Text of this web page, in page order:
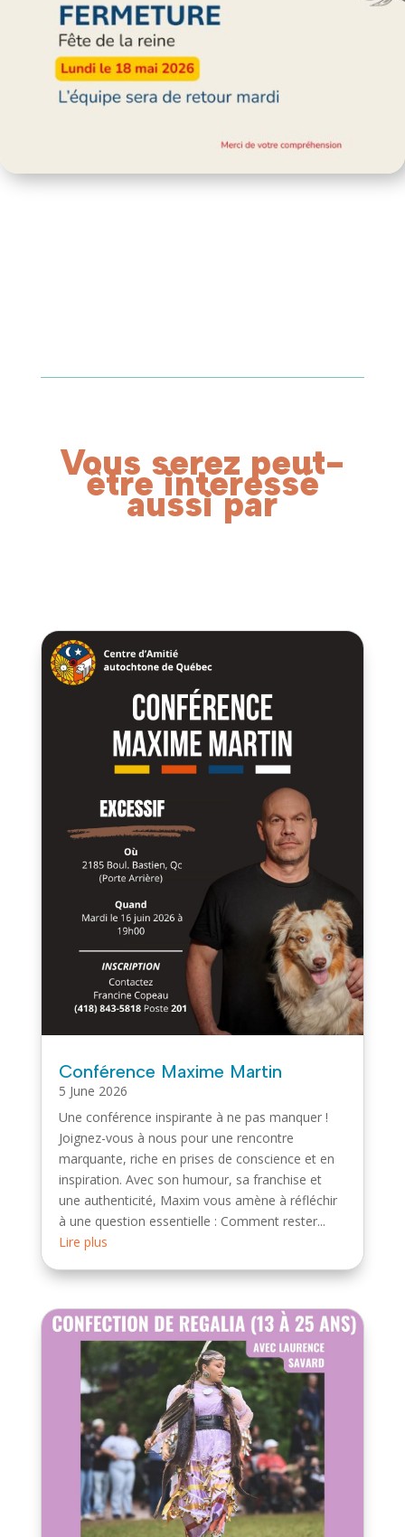
Vous serez peut-
être interessé
aussi par
Conférence Maxime Martin
5 June 2026
Une conférence inspirante à ne pas manquer !
Joignez-vous à nous pour une rencontre
marquante, riche en prises de conscience et en
inspiration. Avec son humour, sa franchise et
une authenticité, Maxim vous amène à réfléchir
à une question essentielle : Comment rester...
Lire plus